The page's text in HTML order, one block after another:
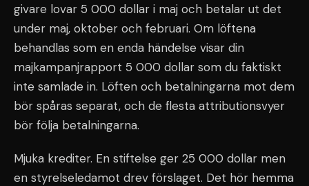
givare lovar 5 000 dollar i maj och betalar ut det
under maj, oktober och februari. Om löftena
behandlas som en enda händelse visar din
majkampanjrapport 5 000 dollar som du faktiskt
inte samlade in. Löften och betalningarna mot dem
bör spåras separat, och de flesta attributionsvyer
bör följa betalningarna.
Mjuka krediter. En stiftelse ger 25 000 dollar men
en styrelseledamot drev förslaget. Det hör hemma